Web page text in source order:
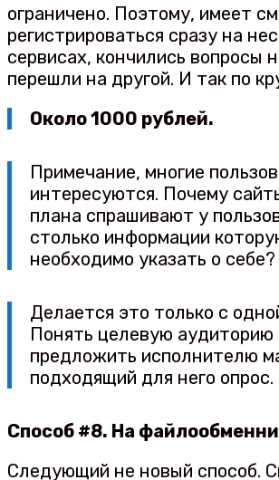
ограничено. Поэтому, имеет
регистрироваться сразу на
сервисах, кончились вопросы
перешли на другой. И так по
Около 1000 рублей.
Примечание, многие
интересуются. Почему
плана спрашивают у
столько информации
необходимо указать о себе?
Делается это только с
Понять целевую аудиторию
предложить исполнителю
подходящий для него опрос.
Способ #8. На
Следующий не новый способ.